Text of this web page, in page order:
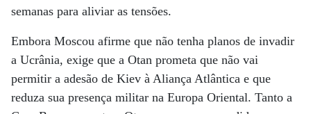
semanas para aliviar as tensões.
Embora Moscou afirme que não tenha planos de invadir
a Ucrânia, exige que a Otan prometa que não vai
permitir a adesão de Kiev à Aliança Atlântica e que
reduza sua presença militar na Europa Oriental. Tanto a